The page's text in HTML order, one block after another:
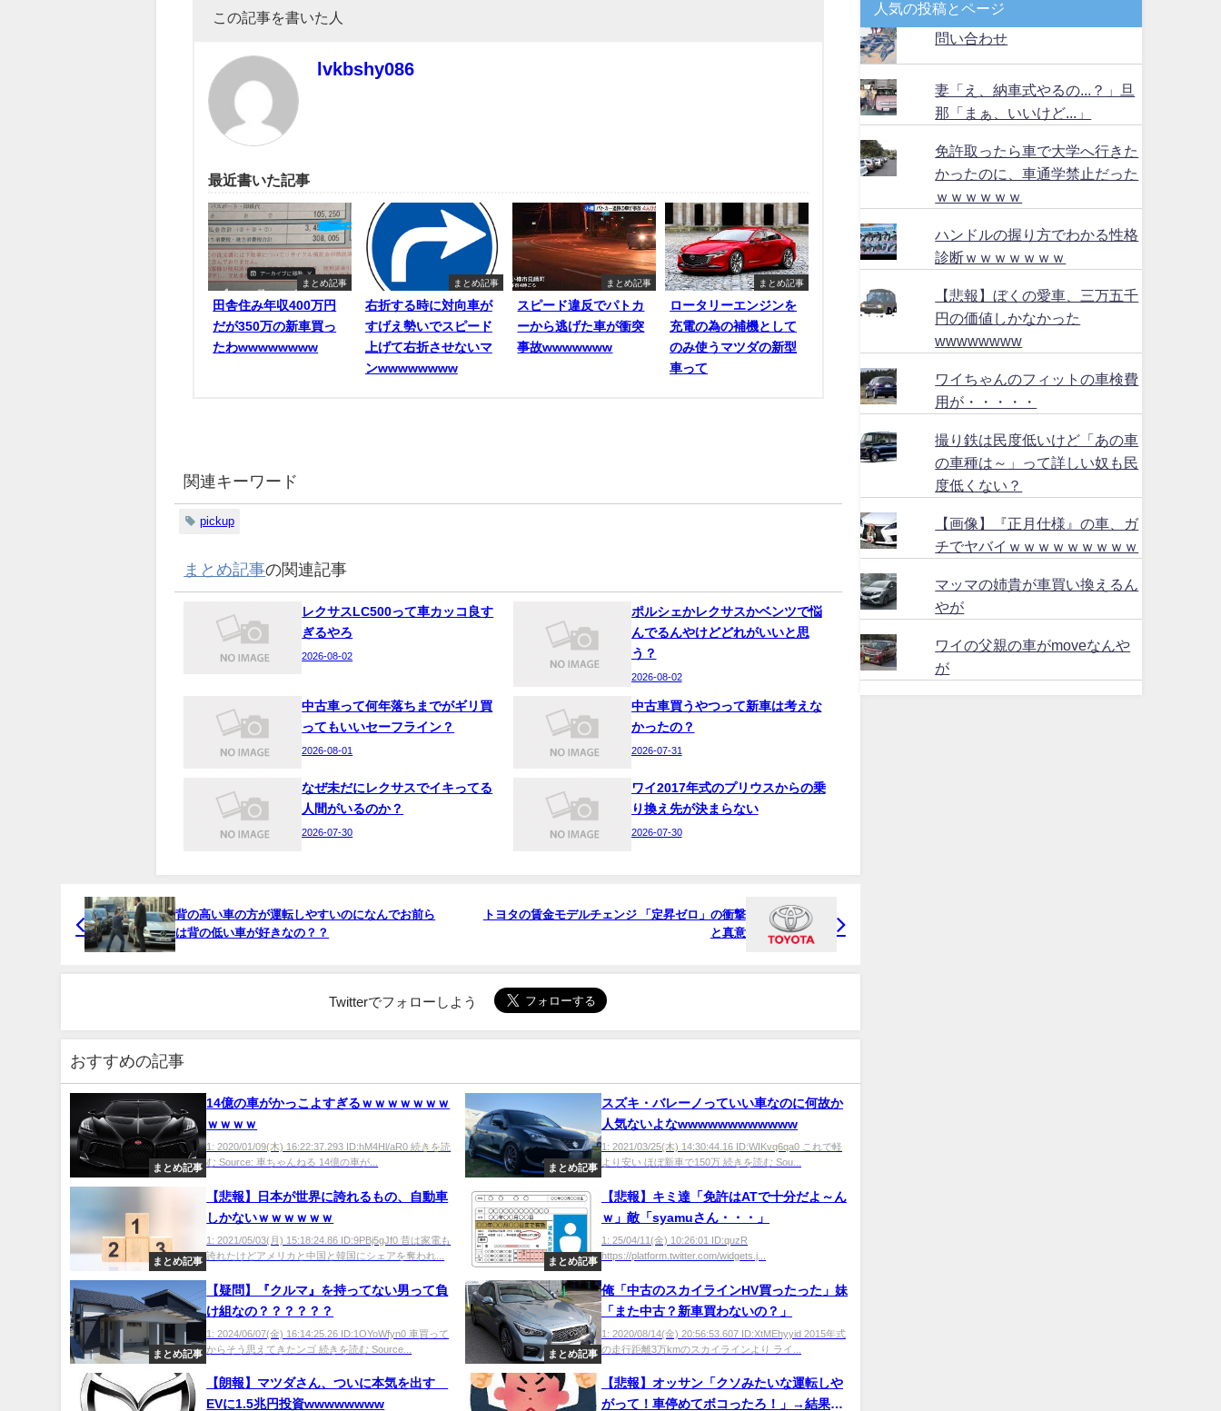
この記事を書いた人
lvkbshy086
最近書いた記事
まとめ記事
田舎住み年収400万円
だが350万の新車買っ
たわwwwwwwww
まとめ記事
右折する時に対向車が
すげえ勢いでスピード
上げて右折させないマ
ンwwwwwwww
まとめ記事
スピード違反でパトカ
ーから逃げた車が衝突
事故wwwwwww
まとめ記事
ロータリーエンジンを
充電の為の補機として
のみ使うマツダの新型
車って
関連キーワード
pickup
まとめ記事の関連記事
レクサスLC500って車カッコ良す
ぎるやろ
2026-08-02
ポルシェかレクサスかベンツで悩
んでるんやけどどれがいいと思
う？
2026-08-02
中古車って何年落ちまでがギリ買
ってもいいセーフライン？
2026-08-01
中古車買うやつって新車は考えな
かったの？
2026-07-31
なぜ未だにレクサスでイキってる
人間がいるのか？
2026-07-30
ワイ2017年式のプリウスからの乗
り換え先が決まらない
2026-07-30
背の高い車の方が運転しやすいのになんでお前ら
は背の低い車が好きなの？？
トヨタの賃金モデルチェンジ 「定昇ゼロ」の衝撃
と真意
Twitterでフォローしよう
おすすめの記事
まとめ記事
14億の車がかっこよすぎるｗｗｗｗｗｗｗ
ｗｗｗｗ
1: 2020/01/09(木) 16:22:37.293 ID:hM4Hl/aR0 続きを読
む Source: 車ちゃんねる 14億の車が...
まとめ記事
スズキ・バレーノっていい車なのに何故か
人気ないよなwwwwwwwwwwww
1: 2021/03/25(木) 14:30:44.16 ID:WIKvq6qa0 これで軽
より安い ほぼ新車で150万 続きを読む Sou...
まとめ記事
【悲報】日本が世界に誇れるもの、自動車
しかないｗｗｗｗｗｗ
1: 2021/05/03(月) 15:18:24.86 ID:9PBj5gJf0 昔は家電も
誇れたけどアメリカと中国と韓国にシェアを奪われ...
まとめ記事
【悲報】キミ達「免許はATで十分だよ～ん
ｗ」敵「syamuさん・・・」
1: 25/04/11(金) 10:26:01 ID:quzR
https://platform.twitter.com/widgets.j...
まとめ記事
【疑問】『クルマ』を持ってない男って負
け組なの？？？？？？
1: 2024/06/07(金) 16:14:25.26 ID:1OYoWfyn0 車買って
からそう思えてきたンゴ 続きを読む Source...
まとめ記事
俺「中古のスカイラインHV買ったった」妹
「また中古？新車買わないの？」
1: 2020/08/14(金) 20:56:53.607 ID:XtMEhyyid 2015年式
の走行距離3万kmのスカイラインより ライ...
【朗報】マツダさん、ついに本気を出す
EVに1.5兆円投資wwwwwwww
【悲報】オッサン「クソみたいな運転しや
がって！車停めてボコったろ！」→結果
人気の投稿とページ
問い合わせ
妻「え、納車式やるの...？」旦
那「まぁ、いいけど...」
免許取ったら車で大学へ行きた
かったのに、車通学禁止だった
ｗｗｗｗｗｗ
ハンドルの握り方でわかる性格
診断ｗｗｗｗｗｗｗ
【悲報】ぼくの愛車、三万五千
円の価値しかなかった
wwwwwwww
ワイちゃんのフィットの車検費
用が・・・・・
撮り鉄は民度低いけど「あの車
の車種は～」って詳しい奴も民
度低くない？
【画像】『正月仕様』の車、ガ
チでヤバイｗｗｗｗｗｗｗｗｗ
マッマの姉貴が車買い換えるん
やが
ワイの父親の車がmoveなんや
が